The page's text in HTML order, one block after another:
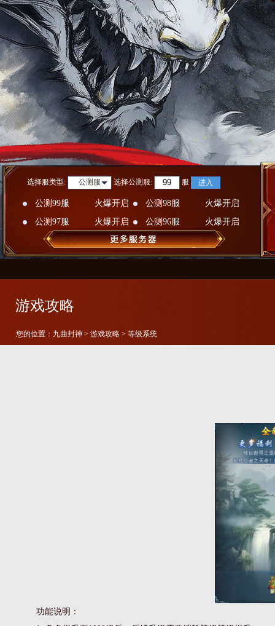
选择服类型: 公测服 选择公测服: 服 进入
公测99服 火爆开启 公测98服
火爆开启
公测97服
火爆开启 公测96服 火爆开启
游戏攻略
您的位置： 九曲封神 > 游戏攻略 > 等级系统
功能说明：